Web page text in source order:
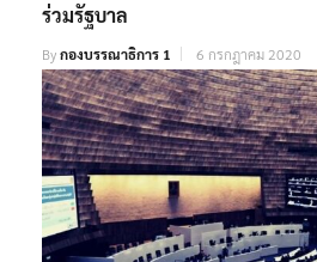
ร่วมรัฐบาล
Byกองบรรณาธิการ 1 6 กรกฎาคม 2020